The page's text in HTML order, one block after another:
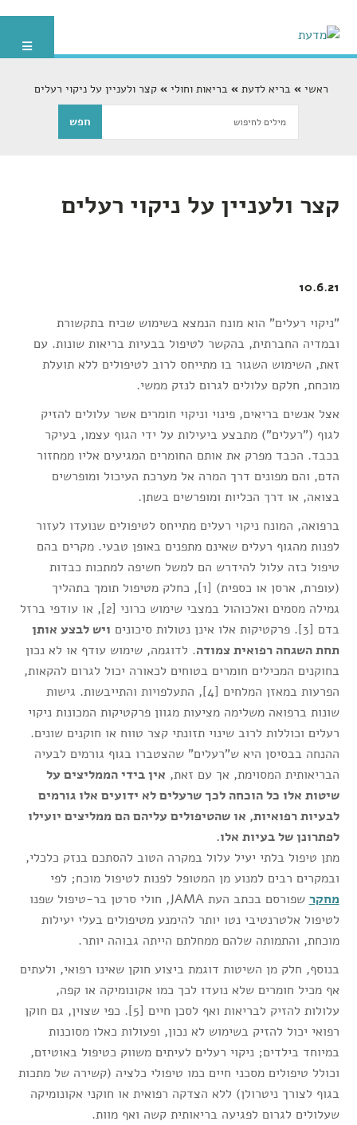
ראשי בריא לדעת בריאות וחולי קצר ולעניין על ניקוי רעלים
קצר ולעניין על ניקוי רעלים
10.6.21
"ניקוי רעלים" הוא מונח הנמצא בשימוש שכיח בתקשורת
ובמדיה החברתית, בהקשר לטיפול בבעיות בריאות שונות. עם
זאת, השימוש השגור בו מתייחס לרוב לטיפולים ללא תועלת
מוכחת, חלקם עלולים לגרום לנזק ממשי.
אצל אנשים בריאים, פינוי וניקוי חומרים אשר עלולים להזיק
לגוף ("רעלים") מתבצע ביעילות על ידי הגוף עצמו, בעיקר
בכבד. הכבד מפרק את אותם החומרים המגיעים אליו ממחזור
הדם, והם מפונים דרך המרה אל מערכת העיכול ומופרשים
בצואה, או דרך הכליות ומופרשים בשתן.
ברפואה, המונח ניקוי רעלים מתייחס לטיפולים שנועדו לעזור
לפנות מהגוף רעלים שאינם מתפנים באופן טבעי. מקרים בהם
טיפול כזה עלול להידרש הם למשל חשיפה למתכות כבדות
(עופרת, ארסן או כספית) [1], כחלק מטיפול תומך בתהליך
גמילה מסמים ואלכוהול במצבי שימוש כרוני [2], או עודפי ברזל
בדם [3]. פרקטיקות אלו אינן נטולות סיכונים
ויש לבצע אותן
תחת השגחה רפואית צמודה. לדוגמה, שימוש עודף או לא נכון
בחוקנים המכילים חומרים בטוחים לכאורה יכול לגרום להקאות,
הפרעות במאזן המלחים [4], התעלפויות והתייבשות. גישות
שונות ברפואה משלימה מציעות מגוון פרקטיקות המכונות ניקוי
רעלים וכוללות לרוב שינוי תזונתי קצר טווח או חוקנים שונים.
ההנחה בבסיסן היא ש"רעלים" שהצטברו בגוף גורמים לבעיה
הבריאותית המסוימת, אך עם זאת, אין בידי הממליצים על
שיטות אלו כל הוכחה לכך שרעלים לא ידועים אלו גורמים
לבעיות רפואיות, או שהטיפולים עליהם הם ממליצים יועילו
לפתרונן של בעיות אלו.
מתן טיפול בלתי יעיל עלול במקרה הטוב להסתכם בנזק כלכלי,
ובמקרים רבים למנוע מן המטופל לפנות לטיפול מוכח; לפי
מחקר
שפורסם בכתב העת JAMA, חולי סרטן בר-טיפול שפנו
לטיפול אלטרנטיבי נטו יותר להימנע מטיפולים בעלי יעילות
מוכחת, והתמותה שלהם ממחלתם הייתה גבוהה יותר.
בנוסף, חלק מן השיטות דוגמת ביצוע חוקן שאינו רפואי, ולעתים
אף מכיל חומרים שלא נועדו לכך כמו אקונומיקה או קפה,
עלולות להזיק לבריאות ואף לסכן חיים [5]. כפי שצוין, גם חוקן
רפואי יכול להזיק בשימוש לא נכון, ופעולות כאלו מסוכנות
במיוחד בילדים; ניקוי רעלים לעיתים משווק כטיפול באוטיזם,
וכולל טיפולים מסכני חיים כמו טיפולי כלציה (קשירה של מתכות
בגוף לצורך ניטרולן) ללא הצדקה רפואית או חוקני אקונומיקה
שעלולים לגרום לפגיעה בריאותית קשה ואף מוות.